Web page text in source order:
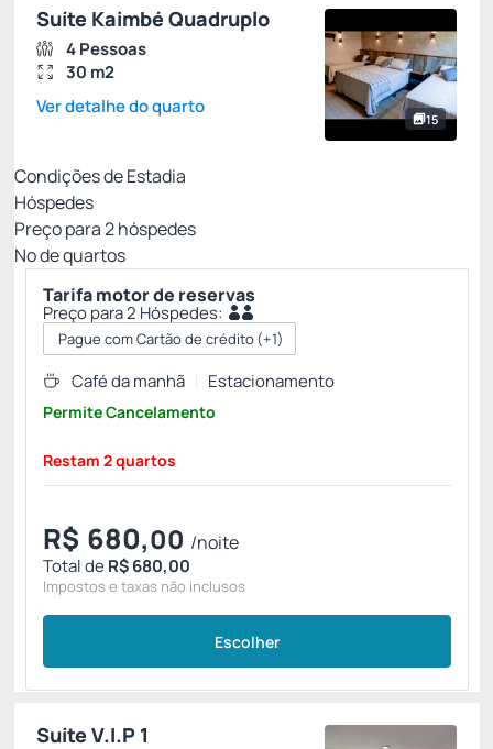
15
Suíte Kaimbé Quadruplo
4 Pessoas
30 m2
Ver detalhe do quarto
Condições de Estadia
Hóspedes
Preço para2hóspedes
Nº de quartos
Tarifa motor de reservas
Preço para 2 Hóspedes:
Pague com Cartão de crédito(+1)
Café da manhã Estacionamento
Permite Cancelamento
Restam 2 quartos
R$ 680,00 /noite
Total deR$ 680,00
Impostos e taxas não inclusos
Escolher
Suíte V.I.P 1